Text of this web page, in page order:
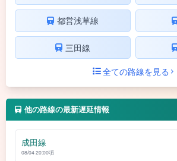
都営浅草線
三田線
全ての路線を見る
他の路線の最新遅延情報
成田線
08/04 20:00頃